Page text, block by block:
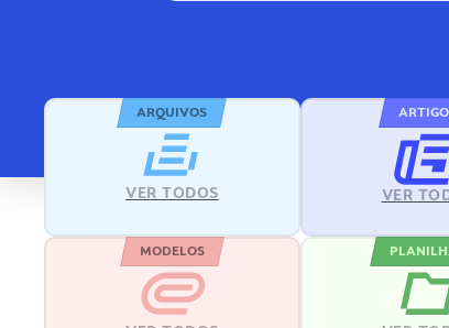
ARQUIVOS
VER TODOS VER
MODELOS